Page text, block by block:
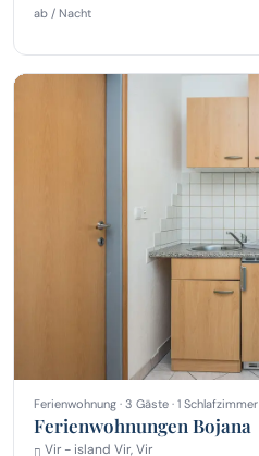
ab / Nacht
Ferienwohnung · 3 Gäste · 1 Schlafzimmer
Ferienwohnungen Bojana
Vir - island Vir, Vir